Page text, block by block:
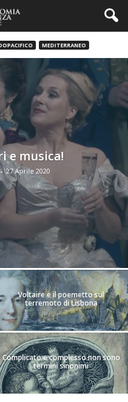
MEDITERRANEO
e musica!
- 27 Aprile 2020
Voltaire e il poemetto sul
terremoto di Lisbona
Complicato e complesso non sono
termini sinonimi